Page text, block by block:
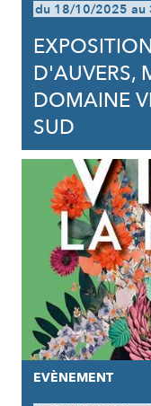
du 18/10/2025 au
D'AUVERS,
DOMAINE
SUD
EVÈNEMENT